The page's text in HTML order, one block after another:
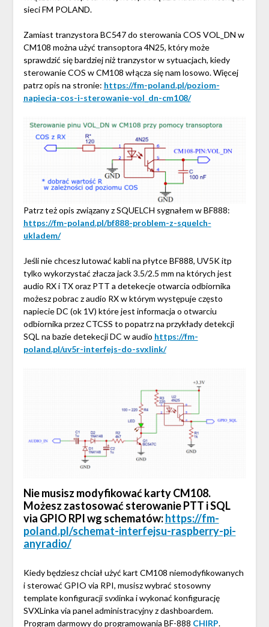
sieci FM POLAND.
Zamiast tranzystora BC547 do sterowania COS VOL_DN w
CM108 można użyć transoptora 4N25, który może
sprawdzić się bardziej niż tranzystor w sytuacjach, kiedy
sterowanie COS w CM108 włącza się nam losowo. Więcej
patrz opis na stronie: https://fm-poland.pl/poziom-
napiecia-cos-i-sterowanie-vol_dn-cm108/
Patrz też opis związany z SQUELCH sygnałem w BF888:
https://fm-poland.pl/bf888-problem-z-squelch-
ukladem/
Jeśli nie chcesz lutować kabli na płytce BF888, UV5K itp
tylko wykorzystać złacza jack 3.5/2.5 mm na których jest
audio RX i TX oraz PTT a detekecje otwarcia odbiornika
możesz pobrac z audio RX w którym występuje często
napiecie DC (ok 1V) które jest informacja o otwarciu
odbiornika przez CTCSS to popatrz na przykłady detekcji
SQL na bazie detekecji DC w audio https://fm-
poland.pl/uv5r-interfejs-do-svxlink/
Nie musisz modyfikować karty CM108.
Możesz zastosować sterowanie PTT i SQL
via GPIO RPI wg schematów: https://fm-
poland.pl/schemat-interfejsu-raspberry-pi-
anyradio/
Kiedy będziesz chciał użyć kart CM108 niemodyfikowanych
i sterować GPIO via RPI, musisz wybrać stosowny
template konfiguracji svxlinka i wykonać konfigurację
SVXLinka via panel administracyjny z dashboardem.
Program darmowy do programowania BF-888 CHIRP.